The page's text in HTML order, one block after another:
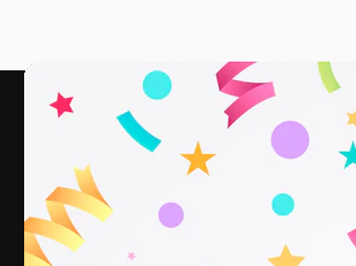
Videos
Filmmaterial
Motion Graphics
3D-Modelle
Schriftarten
Die kreative Plattform, um deine
Arbeit zu verwirklichen. Mehr als 1
Abonnenten unter Kreativen,